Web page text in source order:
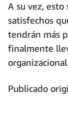
A su vez, esto
satisfechos
tendrán más
finalmente
Publicado